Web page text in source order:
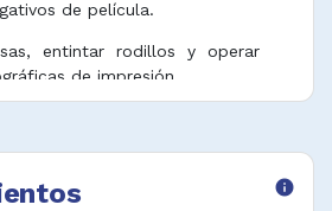
de película.
entintar rodillos y operar
de impresión.
de impresión tipográfica.
info